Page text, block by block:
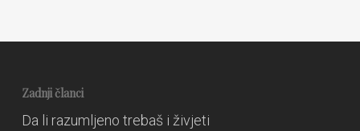
Zadnji članci
Da li razumljeno trebaš i živjeti